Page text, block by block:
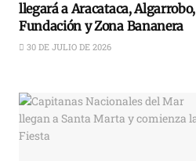
llegará a Aracataca, Algarrobo,
Fundación y Zona Bananera
30 DE JULIO DE 2026